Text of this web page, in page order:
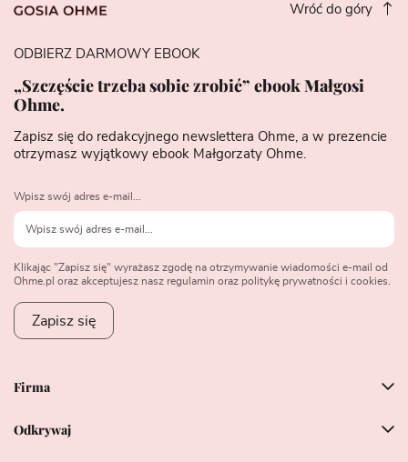
Wróć do góry
Firma
Odkrywaj
ODBIERZ DARMOWY EBOOK
„Szczęście trzeba sobie zrobić” ebook Małgosi
Ohme.
Zapisz się do redakcyjnego newslettera Ohme, a w prezencie
otrzymasz wyjątkowy ebook Małgorzaty Ohme.
Wpisz swój adres e-mail...
Klikając "Zapisz się" wyrażasz zgodę na otrzymywanie wiadomości e-mail od
Ohme.pl oraz akceptujesz nasz regulamin oraz politykę prywatności i cookies.
Zapisz się